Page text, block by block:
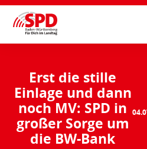
Erst die stille
Einlage und dann
noch MV: SPD in
großer Sorge um
die BW-Bank